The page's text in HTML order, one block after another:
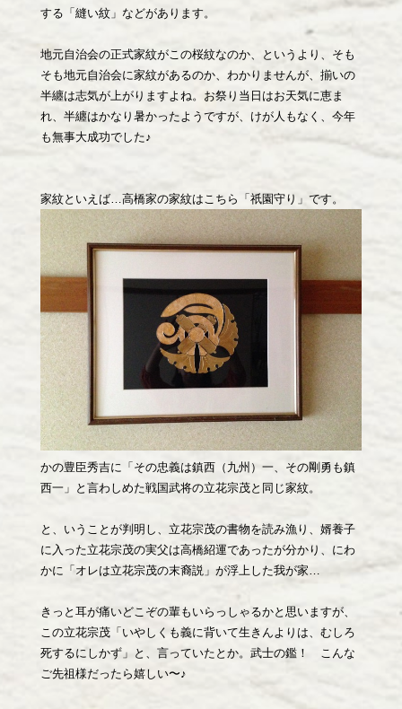
する「縫い紋」などがあります。
地元自治会の正式家紋がこの桜紋なのか、というより、そも
そも地元自治会に家紋があるのか、わかりませんが、揃いの
半纏は志気が上がりますよね。お祭り当日はお天気に恵ま
れ、半纏はかなり暑かったようですが、けが人もなく、今年
も無事大成功でした♪
家紋といえば…高橋家の家紋はこちら「祇園守り」です。
かの豊臣秀吉に「その忠義は鎮西（九州）一、その剛勇も鎮
西一」と言わしめた戦国武将の立花宗茂と同じ家紋。
と、いうことが判明し、立花宗茂の書物を読み漁り、婿養子
に入った立花宗茂の実父は高橋紹運であったが分かり、にわ
かに「オレは立花宗茂の末裔説」が浮上した我が家…
きっと耳が痛いどこぞの輩もいらっしゃるかと思いますが、
この立花宗茂「いやしくも義に背いて生きんよりは、むしろ
死するにしかず」と、言っていたとか。武士の鑑！ こんな
ご先祖様だったら嬉しい〜♪